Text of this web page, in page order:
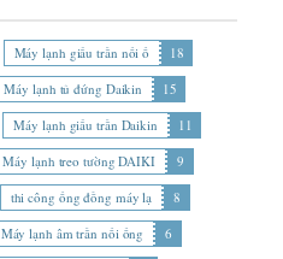
Máy lạnh giấu trần nối ố
18
Máy lạnh tủ đứng Daikin
15
Máy lạnh giấu trần Daikin
11
Máy lạnh treo tường DAIKI
9
thi công ống đồng máy lạ
8
Máy lạnh âm trần nối ống
6